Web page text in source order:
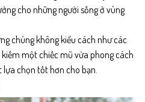
cho những người sống ở vùng
chúng không kiểu cách như các
một chiếc mũ vừa phong cách
chọn tốt hơn cho bạn.